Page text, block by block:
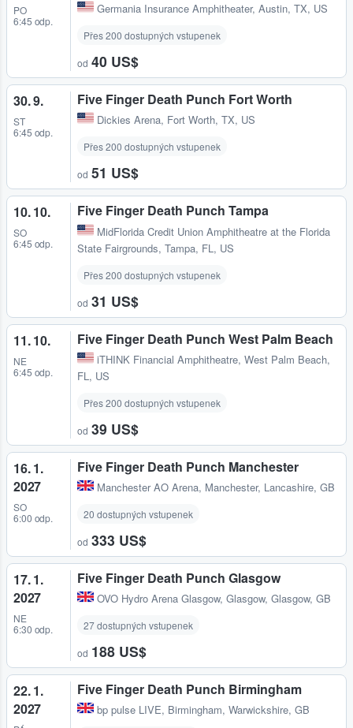
PO
6:45 odp.
Germania Insurance Amphitheater, Austin, TX, US
Přes 200 dostupných vstupenek
od 40 US$
30. 9.
ST
6:45 odp.
Five Finger Death Punch Fort Worth
Dickies Arena, Fort Worth, TX, US
Přes 200 dostupných vstupenek
od 51 US$
10. 10.
SO
6:45 odp.
Five Finger Death Punch Tampa
MidFlorida Credit Union Amphitheatre at the Florida
State Fairgrounds, Tampa, FL, US
Přes 200 dostupných vstupenek
od 31 US$
11. 10.
NE
6:45 odp.
Five Finger Death Punch West Palm Beach
iTHINK Financial Amphitheatre, West Palm Beach,
FL, US
Přes 200 dostupných vstupenek
od 39 US$
16. 1.
2027
SO
6:00 odp.
Five Finger Death Punch Manchester
Manchester AO Arena, Manchester, Lancashire, GB
20 dostupných vstupenek
od 333 US$
17. 1.
2027
NE
6:30 odp.
Five Finger Death Punch Glasgow
OVO Hydro Arena Glasgow, Glasgow, Glasgow, GB
27 dostupných vstupenek
od 188 US$
22. 1.
2027
Five Finger Death Punch Birmingham
bp pulse LIVE, Birmingham, Warwickshire, GB